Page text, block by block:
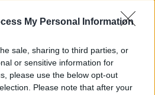
My Personal Information
sale, sharing to third parties, or
or sensitive information for
please use the below opt-out
Please note that after your
narrazione attraverso
il dolore in bellezza e forza.
di resilienza e rinascita.